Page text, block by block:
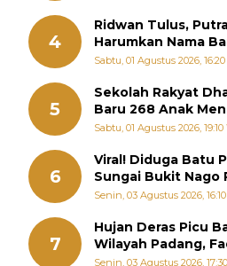
4
Ridwan Tulus,
Harumkan Nama
Diabadikan dalam
Sabtu, 01 Agustus 2026,
5
Sekolah Rakyat
Baru 268 Anak
Memutus Rantai
Sabtu, 01 Agustus 2026,
6
Viral! Diduga Batu
Sungai Bukit Nago
Warga Khawatir
Senin, 03 Agustus 2026,
7
Hujan Deras Picu
Wilayah Padang,
Perintahkan OPD
Senin, 03 Agustus 2026,